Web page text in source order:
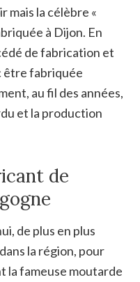
mais la célèbre «
à Dijon. En
de fabrication et
être fabriquée
au fil des années,
et la production
de
de plus en plus
la région, pour
la fameuse moutarde